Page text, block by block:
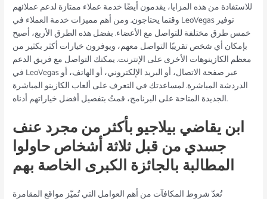
للاستفادة من هذه المزايا، يقدمون أيضًا خدمة عملاء ممتازة لدعم عملائهم
وقتما يحتاجون. ومن أهم مميزات خدمة العملاء في LeoVegas توفير
خمس طرق مختلفة للتواصل مع الأعضاء. بفضل هذه الطرق الأربع، أصبح
بإمكان أي شخص تقريبًا التواصل معهم، ويوفرون خيارات أكثر بكثير من
معظم الكازينوهات الأخرى على الإنترنت. يمكنك التواصل مع فريق الدعم
في LeoVegas عبر صفحة الاتصال، أو البريد الإلكتروني، أو الهاتف، أو
الدردشة المباشرة. لمساعدتك في التعرف على ألعاب الكازينو المباشرة
الجديدة المتاحة على البرنامج، قمتُ بتفصيل أفضل خياراتهم أدناه.
ابن يقاضي بيلاجيو بأكثر من مجرد عنف
جسدي من قبل ثلاثة أشخاص حاولوا
المطالبة بالجائزة الكبرى الخاصة بهم
تُعدّ شروط المكافآت من أهم العوامل التي تُميّز مواقع المقامرة